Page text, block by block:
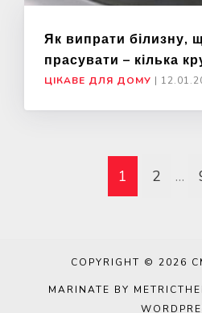
Як випрати білизну,
прасувати – кілька
ЦІКАВЕ ДЛЯ ДОМУ |
1 2 …
COPYRIGHT © 2026
MARINATE BY